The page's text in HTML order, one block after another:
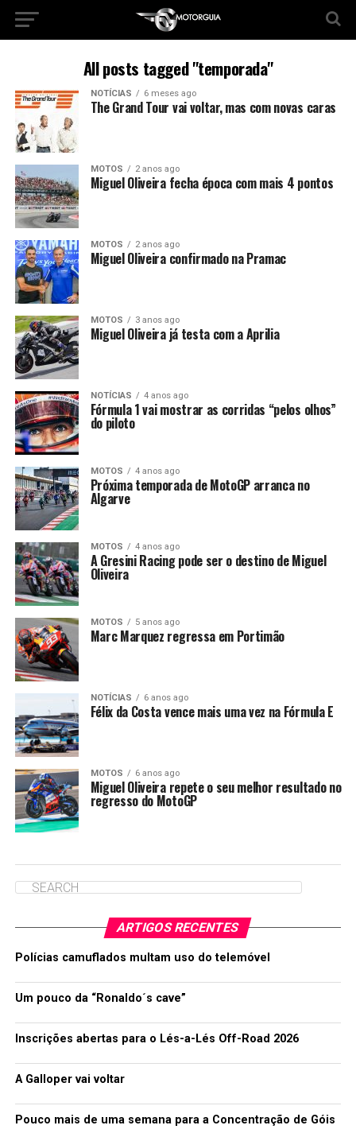
All posts tagged "temporada"
NOTÍCIAS 6 meses ago
The Grand Tour vai voltar, mas com novas caras
MOTOS 2 anos ago
Miguel Oliveira fecha época com mais 4 pontos
MOTOS 2 anos ago
Miguel Oliveira confirmado na Pramac
MOTOS 3 anos ago
Miguel Oliveira já testa com a Aprilia
NOTÍCIAS 4 anos ago
Fórmula 1 vai mostrar as corridas “pelos olhos”
do piloto
MOTOS 4 anos ago
Próxima temporada de MotoGP arranca no
Algarve
MOTOS 4 anos ago
A Gresini Racing pode ser o destino de Miguel
Oliveira
MOTOS 5 anos ago
Marc Marquez regressa em Portimão
NOTÍCIAS 6 anos ago
Félix da Costa vence mais uma vez na Fórmula E
MOTOS 6 anos ago
Miguel Oliveira repete o seu melhor resultado no
regresso do MotoGP
ARTIGOS RECENTES
Polícias camuflados multam uso do telemóvel
Um pouco da “Ronaldo´s cave”
Inscrições abertas para o Lés-a-Lés Off-Road 2026
A Galloper vai voltar
Pouco mais de uma semana para a Concentração de Góis